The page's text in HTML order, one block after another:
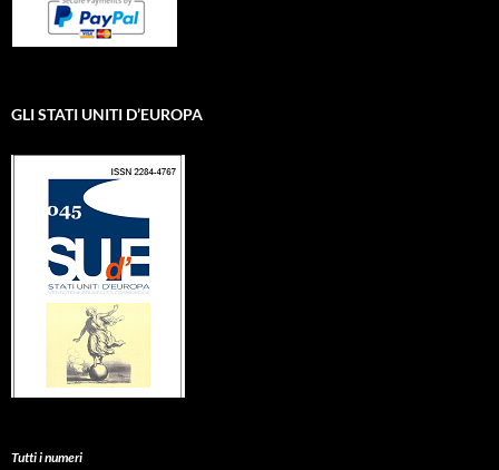
GLI STATI UNITI D’EUROPA
Tutti i numeri